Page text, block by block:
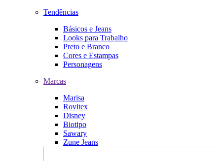
Tendências
Básicos e Jeans
Looks para Trabalho
Preto e Branco
Cores e Estampas
Personagens
Marcas
Marisa
Rovitex
Disney
Biotipo
Sawary
Zune Jeans